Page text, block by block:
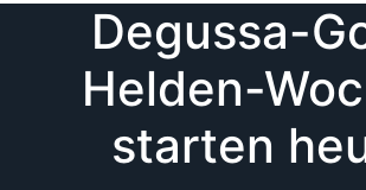
Degussa-
Helden-
starten